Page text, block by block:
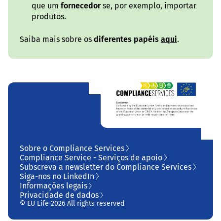
que um fornecedorse, por exemplo, importar
produtos.
Saiba mais sobre os diferentes papéis aqui.
Sobre o Compliance Services
Compliance Service - Serviços de apoio
Subscreva a newsletter do Compliance Services
Siga-nos no LinkedIn
Informações legais
Privacidade de dados
© EU Life 2026 All rights reserved